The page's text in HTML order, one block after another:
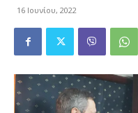
16 Ιουνίου, 2022